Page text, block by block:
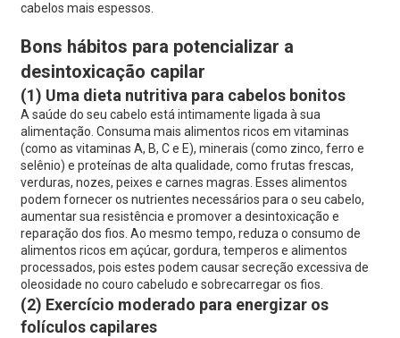
cabelos mais espessos.
Bons hábitos para potencializar a
desintoxicação capilar
(1) Uma dieta nutritiva para cabelos bonitos
A saúde do seu cabelo está intimamente ligada à sua
alimentação. Consuma mais alimentos ricos em vitaminas
(como as vitaminas A, B, C e E), minerais (como zinco, ferro e
selênio) e proteínas de alta qualidade, como frutas frescas,
verduras, nozes, peixes e carnes magras. Esses alimentos
podem fornecer os nutrientes necessários para o seu cabelo,
aumentar sua resistência e promover a desintoxicação e
reparação dos fios. Ao mesmo tempo, reduza o consumo de
alimentos ricos em açúcar, gordura, temperos e alimentos
processados, pois estes podem causar secreção excessiva de
oleosidade no couro cabeludo e sobrecarregar os fios.
(2) Exercício moderado para energizar os
folículos capilares